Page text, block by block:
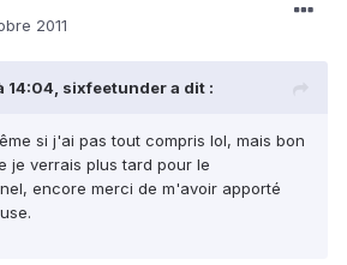
2011
14:04, sixfeetunder a dit :
si j'ai pas tout compris lol, mais bon
je verrais plus tard pour le
encore merci de m'avoir apporté